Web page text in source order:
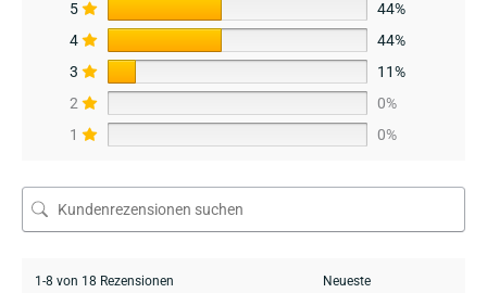
5
44%
4
44%
3
11%
2
0%
1
0%
1-8 von 18 Rezensionen